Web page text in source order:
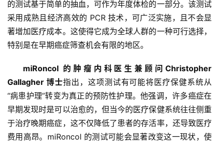
的测试基于简单的抽血，可作为年度体检的一部分。该测试
采用成熟且经济高效的 PCR 技术，可广泛实施，且不会显
著增加医疗成本。这使得它成为全球人群的一种可行选择，
特别是在早期癌症筛查机会有限的地区。
miRoncol 的肿瘤内科医生兼顾问Christopher
Gallagher 博士指出，这项测试有可能将医疗保健系统从
“病患护理”转变为真正的预防性护理。他强调，许多癌症在
早期发现时是可以治愈的，但当今的医疗保健系统往往侧重
于治疗晚期癌症，这不仅降低了患者的存活率，还导致医疗
费用高昂。miRoncol 的测试可能会显著改变这一现状，使